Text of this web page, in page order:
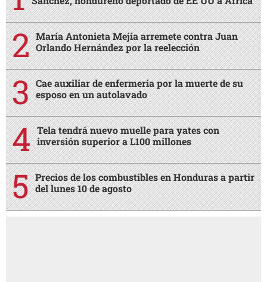
María Antonieta Mejía arremete contra Juan
Orlando Hernández por la reelección
Cae auxiliar de enfermería por la muerte de su
esposo en un autolavado
Tela tendrá nuevo muelle para yates con
inversión superior a L100 millones
Precios de los combustibles en Honduras a partir
del lunes 10 de agosto